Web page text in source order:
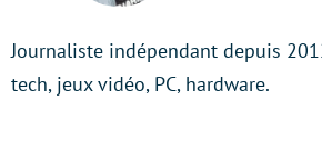
Journaliste indépendant depuis
tech, jeux vidéo, PC, hardware.